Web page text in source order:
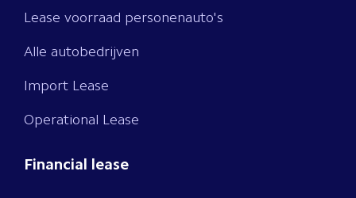
Lease voorraad personenauto's
Alle autobedrijven
Import Lease
Operational Lease
Financial lease